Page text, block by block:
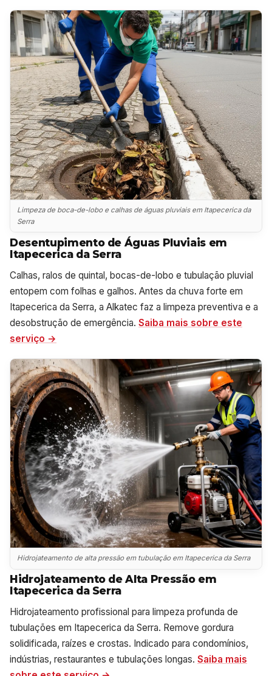
Limpeza de boca-de-lobo e calhas de águas pluviais em Itapecerica da
Serra
Desentupimento de Águas Pluviais em
Itapecerica da Serra
Calhas, ralos de quintal, bocas-de-lobo e tubulação pluvial
entopem com folhas e galhos. Antes da chuva forte em
Itapecerica da Serra, a Alkatec faz a limpeza preventiva e a
desobstrução de emergência. Saiba mais sobre este
serviço →
Hidrojateamento de alta pressão em tubulação em Itapecerica da Serra
Hidrojateamento de Alta Pressão em
Itapecerica da Serra
Hidrojateamento profissional para limpeza profunda de
tubulações em Itapecerica da Serra. Remove gordura
solidificada, raízes e crostas. Indicado para condomínios,
indústrias, restaurantes e tubulações longas. Saiba mais